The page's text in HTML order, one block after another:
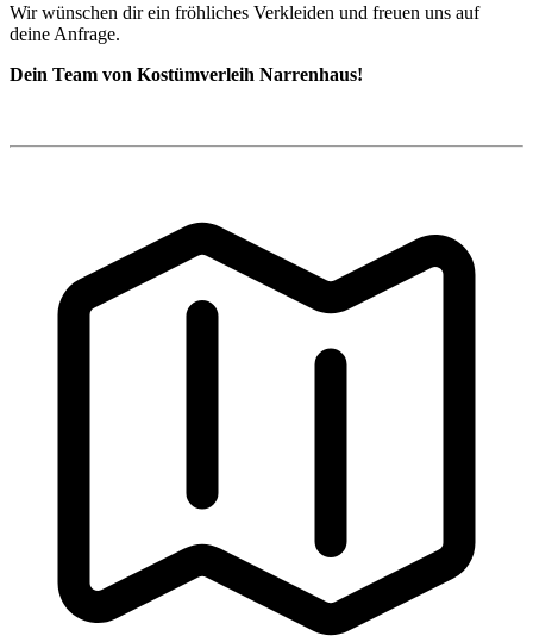
Wir wünschen dir ein fröhliches Verkleiden und freuen uns auf
deine Anfrage.
Dein Team von Kostümverleih Narrenhaus!